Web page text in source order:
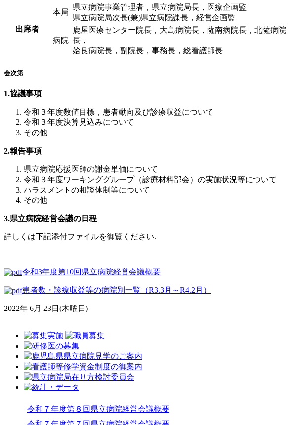
出席者
本局
県立病院事業管理者，県立病院局長，医療企画監
県立病院局次長(兼)県立病院課長，経営企画監
病院
鹿屋医療センター院長，大島病院長，薩南病院長，北薩病院
長，
姶良病院長，副院長，事務長，総看護師長
会次第
1.協議事項
令和３年度数値目標，患者動向及び診療収益について
令和３年度決算見込みについて
その他
2.報告事項
県立病院応援医師の謝金単価について
令和３年度ワーキンググループ（診療材料部会）の実施状況等について
ハラスメントの相談体制等について
その他
3.県立病院経営会議の日程
詳しくは下記添付ファイルを御覧ください.
令和3年度第10回県立病院経営会議概要
患者数・診療収益等の病院別一覧（R3.3月～R4.2月）
2022年 6月 23日(木曜日)
令和７年度第８回県立病院経営会議概要